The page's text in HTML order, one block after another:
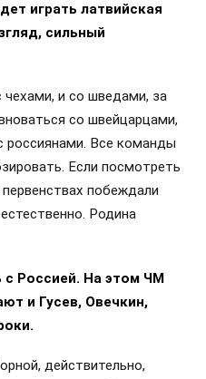
играть латвийская
сильный
и со шведами, за
со швейцарцами,
россиянами. Все команды
Если посмотреть
побеждали
Родина
с Россией. На этом ЧМ
и Гусев, Овечкин,
действительно,